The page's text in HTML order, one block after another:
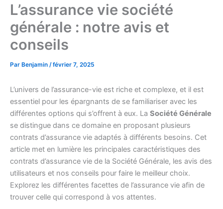
L’assurance vie société
générale : notre avis et
conseils
Par Benjamin /février 7, 2025
L’univers de l’assurance-vie est riche et complexe, et il est
essentiel pour les épargnants de se familiariser avec les
différentes options qui s’offrent à eux. La Société Générale
se distingue dans ce domaine en proposant plusieurs
contrats d’assurance vie adaptés à différents besoins. Cet
article met en lumière les principales caractéristiques des
contrats d’assurance vie de la Société Générale, les avis des
utilisateurs et nos conseils pour faire le meilleur choix.
Explorez les différentes facettes de l’assurance vie afin de
trouver celle qui correspond à vos attentes.